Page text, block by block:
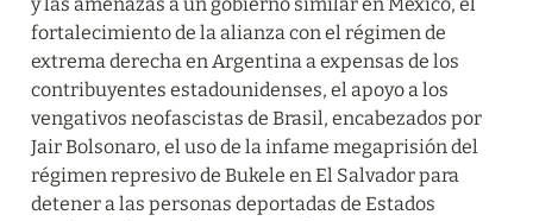
fortalecimiento de la alianza con el régimen de
extrema derecha en Argentina a expensas de los
contribuyentes estadounidenses, el apoyo a los
vengativos neofascistas de Brasil, encabezados por
Jair Bolsonaro, el uso de la infame megaprisión del
régimen represivo de Bukele en El Salvador para
detener a las personas deportadas de Estados